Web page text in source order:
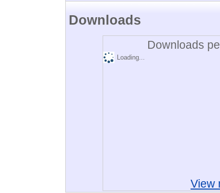
Downloads
Downloads
Loading...
View